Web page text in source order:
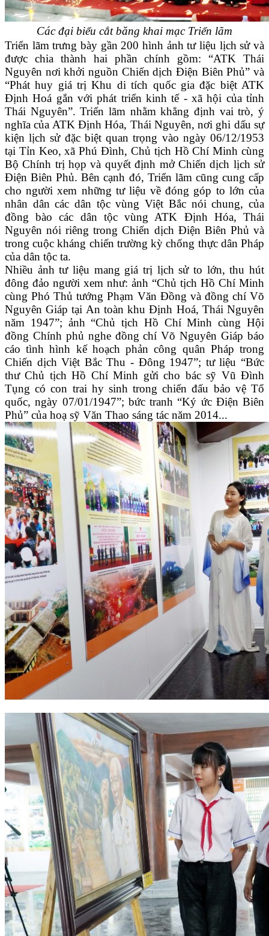
Các đại biểu cắt băng khai mạc Triển lãm
Triển lãm trưng bày gần 200 hình ảnh tư liệu lịch sử và
được chia thành hai phần chính gồm: “ATK Thái
Nguyên nơi khởi nguồn Chiến dịch Điện Biên Phủ” và
“Phát huy giá trị Khu di tích quốc gia đặc biệt ATK
Định Hoá gắn với phát triển kinh tế - xã hội của tỉnh
Thái Nguyên”. Triển lãm nhằm khẳng định vai trò, ý
nghĩa của ATK Định Hóa, Thái Nguyên, nơi ghi dấu sự
kiện lịch sử đặc biệt quan trọng vào ngày 06/12/1953
tại Tỉn Keo, xã Phú Đình, Chủ tịch Hồ Chí Minh cùng
Bộ Chính trị họp và quyết định mở Chiến dịch lịch sử
Điện Biên Phủ. Bên cạnh đó, Triển lãm cũng cung cấp
cho người xem những tư liệu về đóng góp to lớn của
nhân dân các dân tộc vùng Việt Bắc nói chung, của
đồng bào các dân tộc vùng ATK Định Hóa, Thái
Nguyên nói riêng trong Chiến dịch Điện Biên Phủ và
trong cuộc kháng chiến trường kỳ chống thực dân Pháp
của dân tộc ta.
Nhiều ảnh tư liệu mang giá trị lịch sử to lớn, thu hút
đông đảo người xem như: ảnh “Chủ tịch Hồ Chí Minh
cùng Phó Thủ tướng Phạm Văn Đồng và đồng chí Võ
Nguyên Giáp tại An toàn khu Định Hoá, Thái Nguyên
năm 1947”; ảnh “Chủ tịch Hồ Chí Minh cùng Hội
đồng Chính phủ nghe đồng chí Võ Nguyên Giáp báo
cáo tình hình kế hoạch phản công quân Pháp trong
Chiến dịch Việt Bắc Thu - Đông 1947”; tư liệu “Bức
thư Chủ tịch Hồ Chí Minh gửi cho bác sỹ Vũ Đình
Tụng có con trai hy sinh trong chiến đấu bảo vệ Tổ
quốc, ngày 07/01/1947”; bức tranh “Ký ức Điện Biên
Phủ” của hoạ sỹ Văn Thao sáng tác năm 2014...